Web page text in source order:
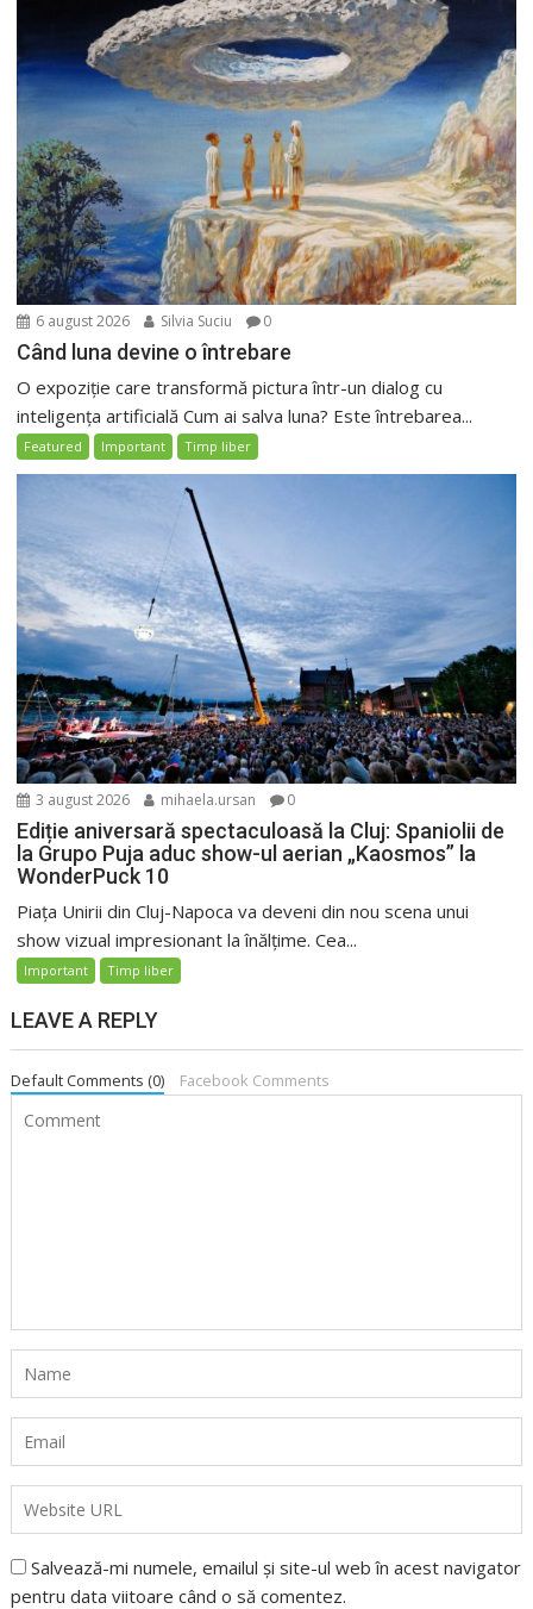
6 august 2026 Silvia Suciu 0
Când luna devine o întrebare
O expoziție care transformă pictura într-un dialog cu
inteligența artificială Cum ai salva luna? Este întrebarea...
Featured Important Timp liber
3 august 2026 mihaela.ursan 0
Ediție aniversară spectaculoasă la Cluj: Spaniolii de
la Grupo Puja aduc show-ul aerian „Kaosmos” la
WonderPuck 10
Piața Unirii din Cluj-Napoca va deveni din nou scena unui
show vizual impresionant la înălțime. Cea...
Important Timp liber
LEAVE A REPLY
Default Comments (0) Facebook Comments
Salvează-mi numele, emailul și site-ul web în acest navigator
pentru data viitoare când o să comentez.